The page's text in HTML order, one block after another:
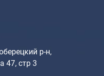
р-н,
47, стр 3